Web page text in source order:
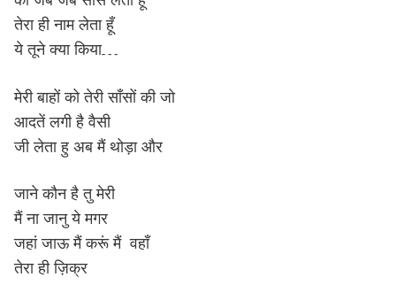
तेरा ही नाम लेता हूँ
ये तूने क्या किया…
मेरी बाहों को तेरी साँसों की जो
आदतें लगी है वैसी
जी लेता हु अब मैं थोड़ा और
जाने कौन है तु मेरी
मैं ना जानु ये मगर
जहां जाऊ मैं करूं मैं वहाँ
तेरा ही ज़िक्र